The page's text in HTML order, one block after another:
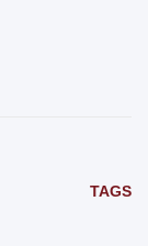
TAGS